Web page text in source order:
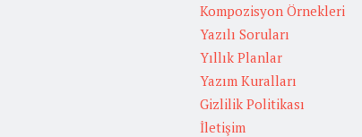
Kompozisyon Örnekleri
Yazılı Soruları
Yıllık Planlar
Yazım Kuralları
Gizlilik Politikası
İletişim